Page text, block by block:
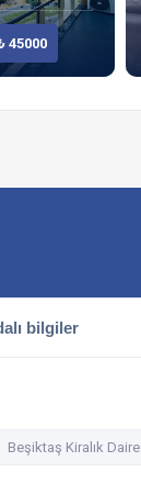
45000
bilgiler
Beşiktaş Kiralık Daire